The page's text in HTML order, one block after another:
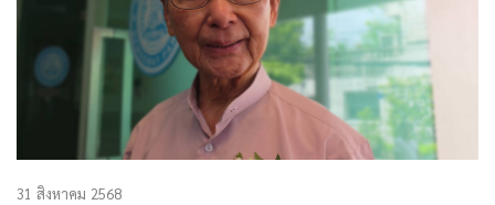
31 สิงหาคม 2568